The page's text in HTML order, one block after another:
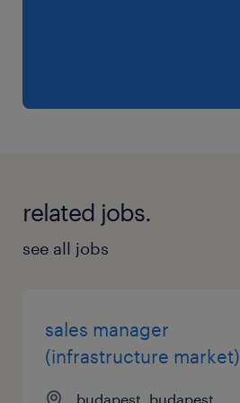
related jobs.
see all jobs
sales manager
(infrastructure market)
budapest, budapest